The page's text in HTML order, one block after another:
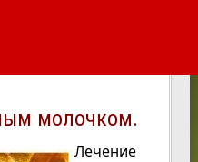
молочком.
Лечение